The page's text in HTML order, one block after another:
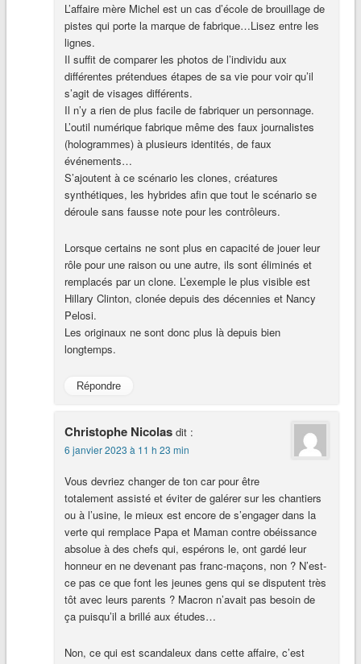
L’affaire mère Michel est un cas d’école de brouillage de
pistes qui porte la marque de fabrique…Lisez entre les
lignes.
Il suffit de comparer les photos de l’individu aux
différentes prétendues étapes de sa vie pour voir qu’il
s’agit de visages différents.
Il n’y a rien de plus facile de fabriquer un personnage.
L’outil numérique fabrique même des faux journalistes
(hologrammes) à plusieurs identités, de faux
événements…
S’ajoutent à ce scénario les clones, créatures
synthétiques, les hybrides afin que tout le scénario se
déroule sans fausse note pour les contrôleurs.
Lorsque certains ne sont plus en capacité de jouer leur
rôle pour une raison ou une autre, ils sont éliminés et
remplacés par un clone. L’exemple le plus visible est
Hillary Clinton, clonée depuis des décennies et Nancy
Pelosi.
Les originaux ne sont donc plus là depuis bien
longtemps.
Répondre
Christophe Nicolas dit :
6 janvier 2023 à 11 h 23 min
Vous devriez changer de ton car pour être
totalement assisté et éviter de galérer sur les chantiers
ou à l’usine, le mieux est encore de s’engager dans la
verte qui remplace Papa et Maman contre obéissance
absolue à des chefs qui, espérons le, ont gardé leur
honneur en ne devenant pas franc-maçons, non ? N’est-
ce pas ce que font les jeunes gens qui se disputent très
tôt avec leurs parents ? Macron n’avait pas besoin de
ça puisqu’il a brillé aux études…
Non, ce qui est scandaleux dans cette affaire, c’est